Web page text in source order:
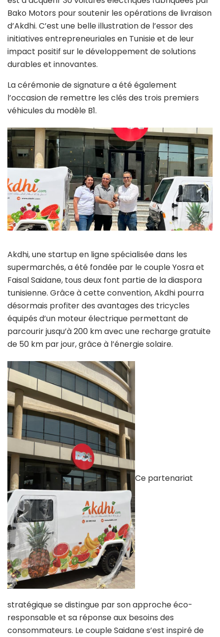
Bako Motors pour soutenir les opérations de livraison
d’Akdhi. C’est une belle illustration de l’essor des
initiatives entrepreneuriales en Tunisie et de leur
impact positif sur le développement de solutions
durables et innovantes.
La cérémonie de signature a été également
l’occasion de remettre les clés des trois premiers
véhicules du modèle B1.
Akdhi, une startup en ligne spécialisée dans les
supermarchés, a été fondée par le couple Yosra et
Faisal Saidane, tous deux font partie de la diaspora
tunisienne. Grâce à cette convention, Akdhi pourra
désormais profiter des avantages des tricycles
équipés d’un moteur électrique permettant de
parcourir jusqu’à 200 km avec une recharge gratuite
de 50 km par jour, grâce à l’énergie solaire.
Ce partenariat
stratégique se distingue par son approche éco-
responsable et sa réponse aux besoins des
consommateurs. Le couple Saidane s’est inspiré de